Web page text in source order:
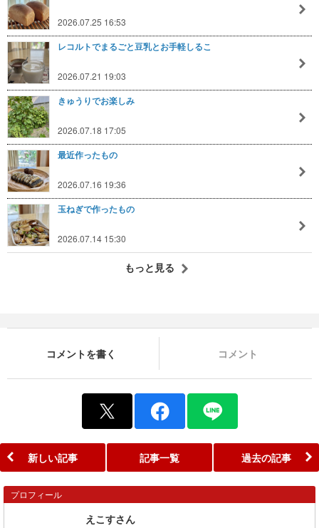
2026.07.25 16:53
レコルトでまるごと豆乳とお手軽しるこ
2026.07.21 19:03
きゅうりでお楽しみ
2026.07.18 17:05
最近作ったもの
2026.07.16 19:36
玉ねぎで作ったもの
2026.07.14 15:30
もっと見る
コメントを書く コメント
新しい記事 記事一覧 過去の記事
プロフィール
えこすさん